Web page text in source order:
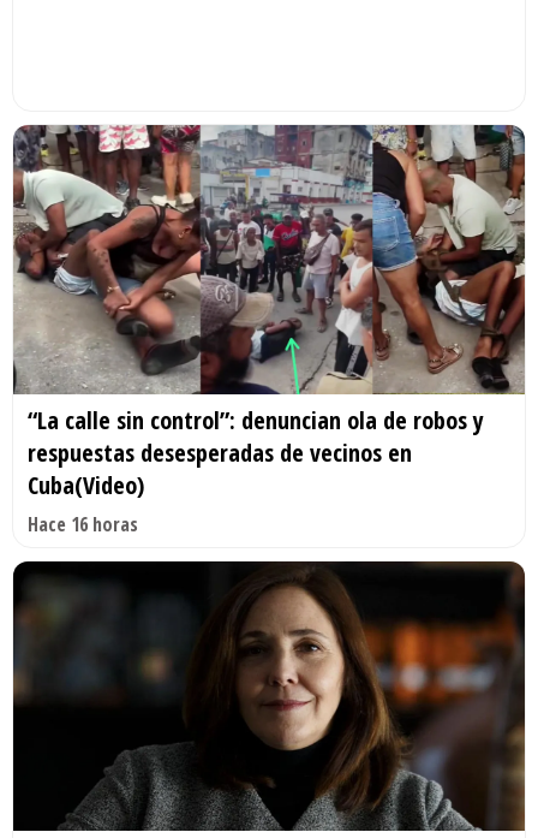
“La calle sin control”: denuncian ola de robos y
respuestas desesperadas de vecinos en
Cuba(Video)
Hace 16 horas